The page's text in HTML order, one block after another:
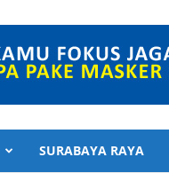
SURABAYA RAYA